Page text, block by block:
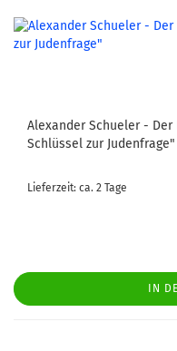
Alexander Schueler - Der
Schlüssel zur Judenfrage"
Lieferzeit: ca. 2 Tage
IN